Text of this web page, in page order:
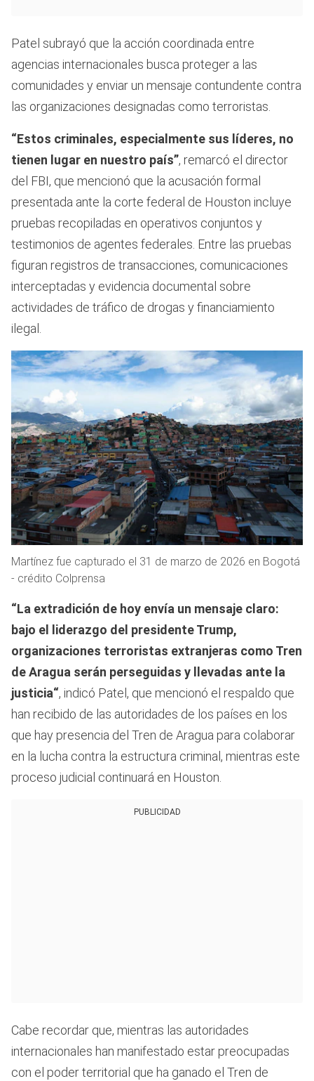
Patel subrayó que la acción coordinada entre
agencias internacionales busca proteger a las
comunidades y enviar un mensaje contundente contra
las organizaciones designadas como terroristas.
“Estos criminales, especialmente sus líderes, no
tienen lugar en nuestro país”, remarcó el director
del FBI, que mencionó que la acusación formal
presentada ante la corte federal de Houston incluye
pruebas recopiladas en operativos conjuntos y
testimonios de agentes federales. Entre las pruebas
figuran registros de transacciones, comunicaciones
interceptadas y evidencia documental sobre
actividades de tráfico de drogas y financiamiento
ilegal.
Martínez fue capturado el 31 de marzo de 2026 en Bogotá
- crédito Colprensa
“La extradición de hoy envía un mensaje claro:
bajo el liderazgo del presidente Trump,
organizaciones terroristas extranjeras como Tren
de Aragua serán perseguidas y llevadas ante la
justicia“, indicó Patel, que mencionó el respaldo que
han recibido de las autoridades de los países en los
que hay presencia del Tren de Aragua para colaborar
en la lucha contra la estructura criminal, mientras este
proceso judicial continuará en Houston.
PUBLICIDAD
Cabe recordar que, mientras las autoridades
internacionales han manifestado estar preocupadas
con el poder territorial que ha ganado el Tren de